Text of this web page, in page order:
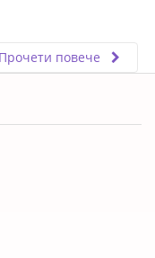
Прочети повече